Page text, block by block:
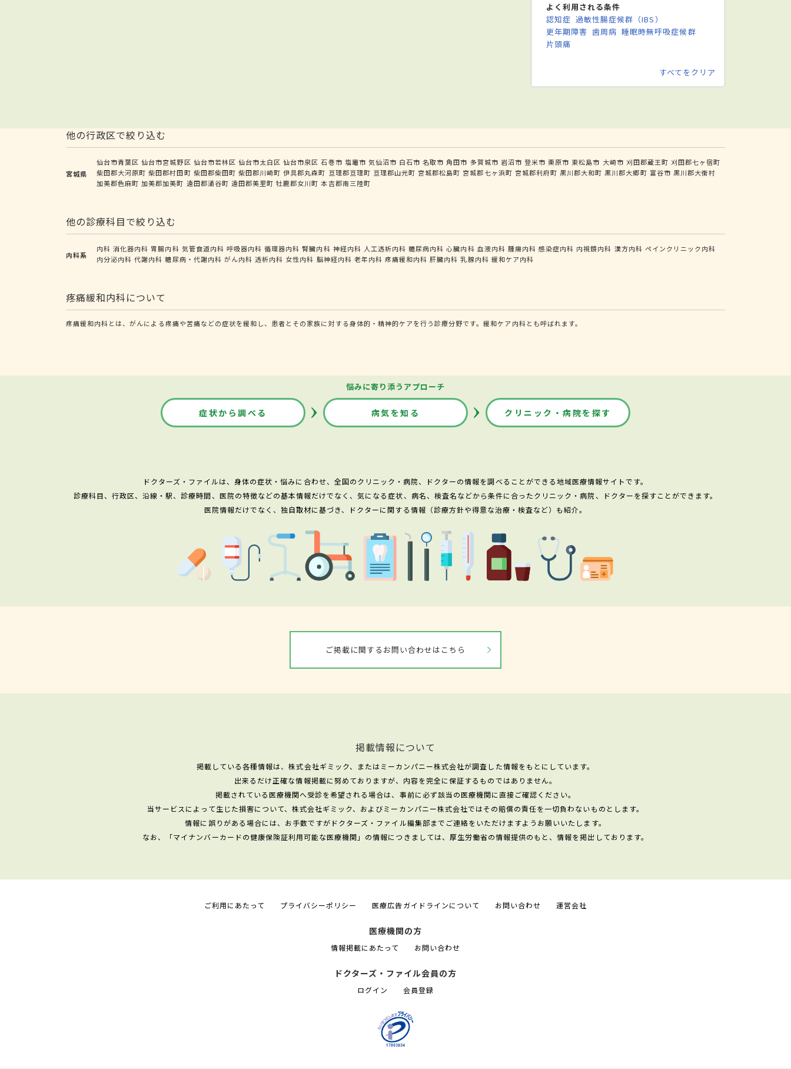
よく利用される条件
認知症 過敏性腸症候群（IBS）
更年期障害 歯周病 睡眠時無呼吸症候群
片頭痛
すべてをクリア
他の行政区で絞り込む
宮城県
仙台市青葉区 仙台市宮城野区 仙台市若林区 仙台市太白区 仙台市泉区 石巻市 塩竈市 気仙沼市 白石市 名取市 角田市 多賀城市 岩沼市 登米市 栗原市 東松島市 大崎市 刈田郡蔵王町 刈田郡七ヶ宿町
柴田郡大河原町 柴田郡村田町 柴田郡柴田町 柴田郡川崎町 伊具郡丸森町 亘理郡亘理町 亘理郡山元町 宮城郡松島町 宮城郡七ヶ浜町 宮城郡利府町 黒川郡大和町 黒川郡大郷町 富谷市 黒川郡大衡村
加美郡色麻町 加美郡加美町 遠田郡涌谷町 遠田郡美里町 牡鹿郡女川町 本吉郡南三陸町
他の診療科目で絞り込む
内科系
内科 消化器内科 胃腸内科 気管食道内科 呼吸器内科 循環器内科 腎臓内科 神経内科 人工透析内科 糖尿病内科 心臓内科 血液内科 腫瘍内科 感染症内科 内視鏡内科 漢方内科 ペインクリニック内科
内分泌内科 代謝内科 糖尿病・代謝内科 がん内科 透析内科 女性内科 脳神経内科 老年内科 疼痛緩和内科 肝臓内科 乳腺内科 緩和ケア内科
疼痛緩和内科について
疼痛緩和内科とは、がんによる疼痛や苦痛などの症状を緩和し、患者とその家族に対する身体的・精神的ケアを行う診療分野です。緩和ケア内科とも呼ばれます。
悩みに寄り添うアプローチ
症状から調べる 病気を知る クリニック・病院を探す
ドクターズ・ファイルは、身体の症状・悩みに合わせ、全国のクリニック・病院、ドクターの情報を調べることができる地域医療情報サイトです。
診療科目、行政区、沿線・駅、診療時間、医院の特徴などの基本情報だけでなく、気になる症状、病名、検査名などから条件に合ったクリニック・病院、ドクターを探すことができます。
医院情報だけでなく、独自取材に基づき、ドクターに関する情報（診療方針や得意な治療・検査など）も紹介。
ご掲載に関するお問い合わせはこちら
掲載情報について
掲載している各種情報は、株式会社ギミック、またはミーカンパニー株式会社が調査した情報をもとにしています。
出来るだけ正確な情報掲載に努めておりますが、内容を完全に保証するものではありません。
掲載されている医療機関へ受診を希望される場合は、事前に必ず該当の医療機関に直接ご確認ください。
当サービスによって生じた損害について、株式会社ギミック、およびミーカンパニー株式会社ではその賠償の責任を一切負わないものとします。
情報に誤りがある場合には、お手数ですがドクターズ・ファイル編集部までご連絡をいただけますようお願いいたします。
なお、「マイナンバーカードの健康保険証利用可能な医療機関」の情報につきましては、厚生労働省の情報提供のもと、情報を掲出しております。
ご利用にあたって プライバシーポリシー 医療広告ガイドラインについて お問い合わせ 運営会社
医療機関の方
情報掲載にあたって お問い合わせ
ドクターズ・ファイル会員の方
ログイン 会員登録